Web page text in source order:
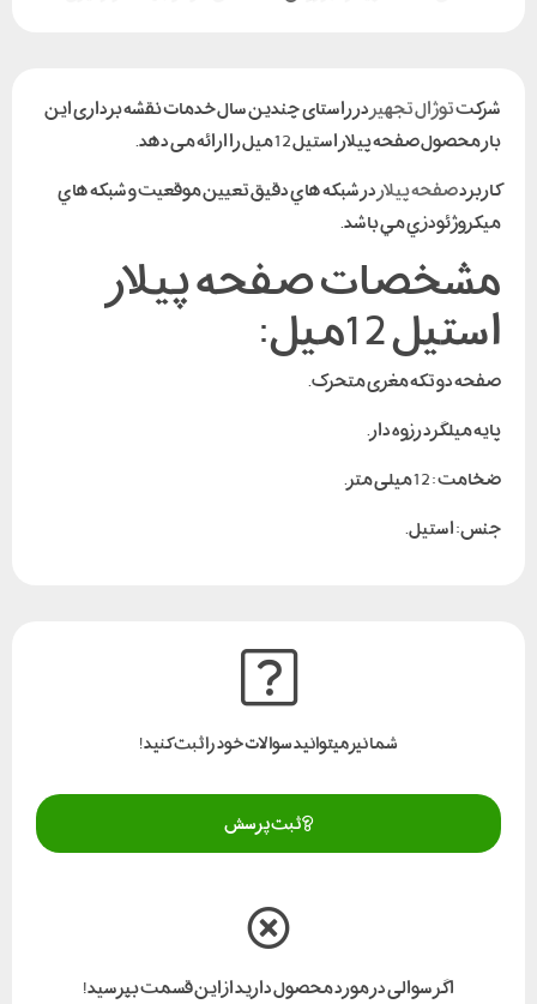
صفحه پیلار استیل
صفحه پیلار آهن آبکاری یک تکه پایه رزوه ایی
صفحه پیلار آهن آبکاری یک تکه پایه رزوه ایی
صفحه پیلار آهن آبکاری یک تکه پایه جوش
_کاربرد
تعیین دقیق موقعیت و شبکه های میکروژئودزی.
جستجو:
ابعاد
نقشه بردار
3 عدد بولت رزوه شده
نمایش 1 تا 5 از مجموع 5 مورد
شرکتتوژال تجهیزدر راستای چندین سال خدمات نقشه برداری این
بار محصول صفحه پیلار استیل 12 میل را ارائه می دهد.
كاربردصفحه پیلاردر شبكه هاي دقيق تعيين موقعيت و شبكه هاي
ميكروژئودزي مي باشد.
مشخصات صفحه پیلار
استیل 12میل:
صفحه دو تکه مغزی متحرک.
پایه میلگرد رزوه دار.
ضخامت : 12 میلی متر.
جنس: استیل.
شما نیز میتوانید سوالات خود را ثبت کنید!
ثبت پرسش
اگر سوالی در مورد محصول دارید از این قسمت بپرسید!